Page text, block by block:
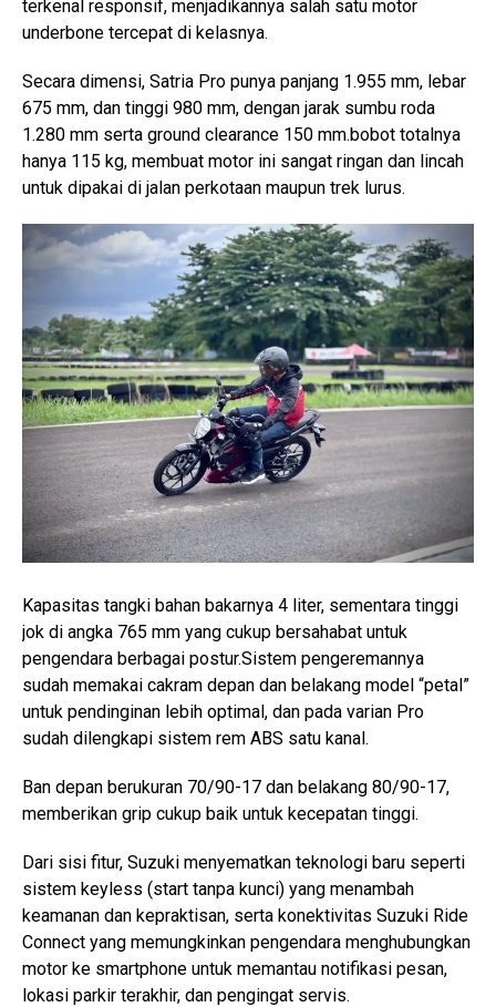
terkenal responsif, menjadikannya salah satu motor
underbone tercepat di kelasnya.
Secara dimensi, Satria Pro punya panjang 1.955 mm, lebar
675 mm, dan tinggi 980 mm, dengan jarak sumbu roda
1.280 mm serta ground clearance 150 mm.bobot totalnya
hanya 115 kg, membuat motor ini sangat ringan dan lincah
untuk dipakai di jalan perkotaan maupun trek lurus.
Kapasitas tangki bahan bakarnya 4 liter, sementara tinggi
jok di angka 765 mm yang cukup bersahabat untuk
pengendara berbagai postur.Sistem pengeremannya
sudah memakai cakram depan dan belakang model “petal”
untuk pendinginan lebih optimal, dan pada varian Pro
sudah dilengkapi sistem rem ABS satu kanal.
Ban depan berukuran 70/90-17 dan belakang 80/90-17,
memberikan grip cukup baik untuk kecepatan tinggi.
Dari sisi fitur, Suzuki menyematkan teknologi baru seperti
sistem keyless (start tanpa kunci) yang menambah
keamanan dan kepraktisan, serta konektivitas Suzuki Ride
Connect yang memungkinkan pengendara menghubungkan
motor ke smartphone untuk memantau notifikasi pesan,
lokasi parkir terakhir, dan pengingat servis.